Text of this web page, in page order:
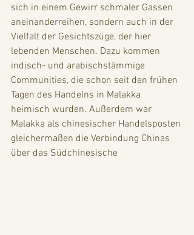
sich in einem Gewirr schmaler Gassen
aneinanderreihen, sondern auch in der
Vielfalt der Gesichtszüge, der hier
lebenden Menschen. Dazu kommen
indisch- und arabischstämmige
Communities, die schon seit den frühen
Tagen des Handelns in Malakka
heimisch wurden. Außerdem war
Malakka als chinesischer Handelsposten
gleichermaßen die Verbindung Chinas
über das Südchinesische